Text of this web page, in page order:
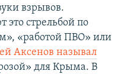
взрывов.
это стрельбой по
«работой ПВО» или
Аксенов называл
для Крыма. В